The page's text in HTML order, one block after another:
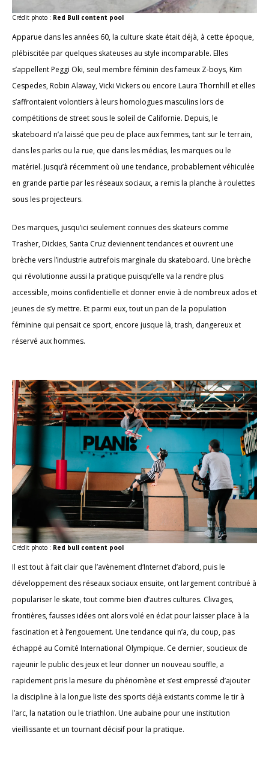
Crédit photo : Red Bull content pool
Apparue dans les années 60, la culture skate était déjà, à cette époque,
plébiscitée par quelques skateuses au style incomparable. Elles
s’appellent Peggi Oki, seul membre féminin des fameux Z-boys, Kim
Cespedes, Robin Alaway, Vicki Vickers ou encore Laura Thornhill et elles
s’affrontaient volontiers à leurs homologues masculins lors de
compétitions de street sous le soleil de Californie. Depuis, le
skateboard n’a laissé que peu de place aux femmes, tant sur le terrain,
dans les parks ou la rue, que dans les médias, les marques ou le
matériel. Jusqu’à récemment où une tendance, probablement véhiculée
en grande partie par les réseaux sociaux, a remis la planche à roulettes
sous les projecteurs.
Des marques, jusqu’ici seulement connues des skateurs comme
Trasher, Dickies, Santa Cruz deviennent tendances et ouvrent une
brèche vers l’industrie autrefois marginale du skateboard. Une brèche
qui révolutionne aussi la pratique puisqu’elle va la rendre plus
accessible, moins confidentielle et donner envie à de nombreux ados et
jeunes de s’y mettre. Et parmi eux, tout un pan de la population
féminine qui pensait ce sport, encore jusque là, trash, dangereux et
réservé aux hommes.
Crédit photo : Red bull content pool
Il est tout à fait clair que l’avènement d‘Internet d’abord, puis le
développement des réseaux sociaux ensuite, ont largement contribué à
populariser le skate, tout comme bien d’autres cultures. Clivages,
frontières, fausses idées ont alors volé en éclat pour laisser place à la
fascination et à l’engouement. Une tendance qui n’a, du coup, pas
échappé au Comité International Olympique. Ce dernier, soucieux de
rajeunir le public des jeux et leur donner un nouveau souffle, a
rapidement pris la mesure du phénomène et s’est empressé d’ajouter
la discipline à la longue liste des sports déjà existants comme le tir à
l’arc, la natation ou le triathlon. Une aubaine pour une institution
vieillissante et un tournant décisif pour la pratique.